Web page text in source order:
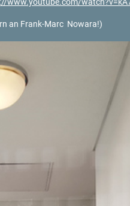
an Frank-Marc No­wa­ra!)